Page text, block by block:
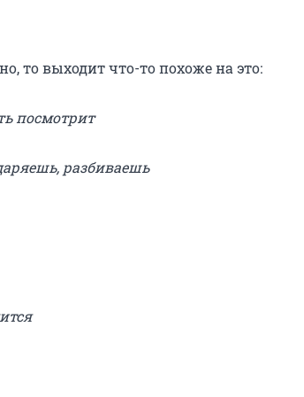
то выходит что-то похоже на это:
посмотрит
разбиваешь